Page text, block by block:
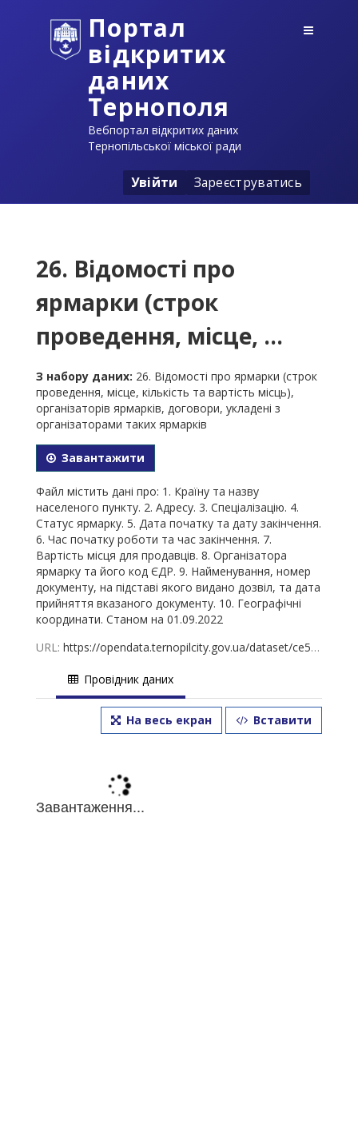
Портал
відкритих
даних
Тернополя
Вебпортал відкритих даних
Тернопільської міської ради
Увійти Зареєструватись
26. Відомості про
ярмарки (строк
проведення, місце, ...
З набору даних: 26. Відомості про ярмарки (строк
проведення, місце, кількість та вартість місць),
організаторів ярмарків, договори, укладені з
організаторами таких ярмарків
Завантажити
Файл містить дані про: 1. Країну та назву
населеного пункту. 2. Адресу. 3. Спеціалізацію. 4.
Статус ярмарку. 5. Дата початку та дату закінчення.
6. Час початку роботи та час закінчення. 7.
Вартість місця для продавців. 8. Організатора
ярмарку та його код ЄДР. 9. Найменування, номер
документу, на підставі якого видано дозвіл, та дата
прийняття вказаного документу. 10. Географічні
координати. Станом на 01.09.2022
URL: https://opendata.ternopilcity.gov.ua/dataset/ce5c05aa-a3ee-4fa7-95d8-0775154c7939/resource/1d2efda0-a418-460b-b356-0b7d4ea915d2/download/26-01.09.2022.xlsx
Провідник даних
На весь екран Вставити